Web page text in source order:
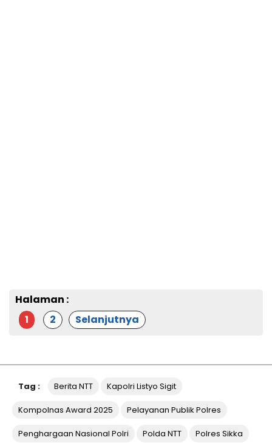
Halaman :
1
2 Selanjutnya
Tag : Berita NTT Kapolri Listyo Sigit
Kompolnas Award 2025 Pelayanan Publik Polres
Penghargaan Nasional Polri Polda NTT Polres Sikka